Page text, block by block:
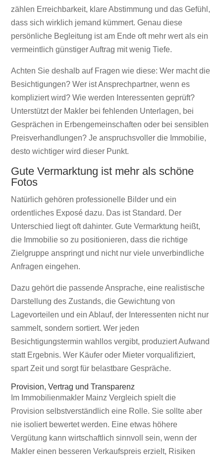
zählen Erreichbarkeit, klare Abstimmung und das Gefühl,
dass sich wirklich jemand kümmert. Genau diese
persönliche Begleitung ist am Ende oft mehr wert als ein
vermeintlich günstiger Auftrag mit wenig Tiefe.
Achten Sie deshalb auf Fragen wie diese: Wer macht die
Besichtigungen? Wer ist Ansprechpartner, wenn es
kompliziert wird? Wie werden Interessenten geprüft?
Unterstützt der Makler bei fehlenden Unterlagen, bei
Gesprächen in Erbengemeinschaften oder bei sensiblen
Preisverhandlungen? Je anspruchsvoller die Immobilie,
desto wichtiger wird dieser Punkt.
Gute Vermarktung ist mehr als schöne
Fotos
Natürlich gehören professionelle Bilder und ein
ordentliches Exposé dazu. Das ist Standard. Der
Unterschied liegt oft dahinter. Gute Vermarktung heißt,
die Immobilie so zu positionieren, dass die richtige
Zielgruppe anspringt und nicht nur viele unverbindliche
Anfragen eingehen.
Dazu gehört die passende Ansprache, eine realistische
Darstellung des Zustands, die Gewichtung von
Lagevorteilen und ein Ablauf, der Interessenten nicht nur
sammelt, sondern sortiert. Wer jeden
Besichtigungstermin wahllos vergibt, produziert Aufwand
statt Ergebnis. Wer Käufer oder Mieter vorqualifiziert,
spart Zeit und sorgt für belastbare Gespräche.
Provision, Vertrag und Transparenz
Im Immobilienmakler Mainz Vergleich spielt die
Provision selbstverständlich eine Rolle. Sie sollte aber
nie isoliert bewertet werden. Eine etwas höhere
Vergütung kann wirtschaftlich sinnvoll sein, wenn der
Makler einen besseren Verkaufspreis erzielt, Risiken